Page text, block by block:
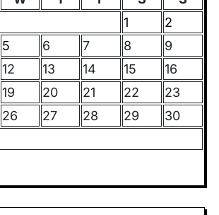
1
2
5 6 7 8
9
12 13 14 15
16
19 20 21 22
23
26 27 28 29
30